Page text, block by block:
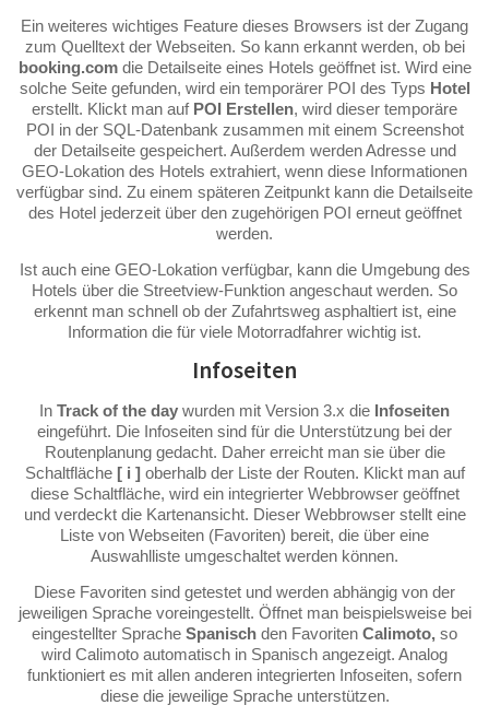
Ein weiteres wichtiges Feature dieses Browsers ist der Zugang
zum Quelltext der Webseiten. So kann erkannt werden, ob bei
booking.comdie Detailseite eines Hotels geöffnet ist. Wird eine
solche Seite gefunden, wird ein temporärer POI des Typs Hotel
erstellt. Klickt man auf POI Erstellen, wird dieser temporäre
POI in der SQL-Datenbank zusammen mit einem Screenshot
der Detailseite gespeichert. Außerdem werden Adresse und
GEO-Lokation des Hotels extrahiert, wenn diese Informationen
verfügbar sind. Zu einem späteren Zeitpunkt kann die Detailseite
des Hotel jederzeit über den zugehörigen POI erneut geöffnet
werden.
Ist auch eine GEO-Lokation verfügbar, kann die Umgebung des
Hotels über die Streetview-Funktion angeschaut werden. So
erkennt man schnell ob der Zufahrtsweg asphaltiert ist, eine
Information die für viele Motorradfahrer wichtig ist.
Infoseiten
In Track of the day wurden mit Version 3.x die Infoseiten
eingeführt. Die Infoseiten sind für die Unterstützung bei der
Routenplanung gedacht. Daher erreicht man sie über die
Schaltfläche [ i ]oberhalb der Liste der Routen. Klickt man auf
diese Schaltfläche, wird ein integrierter Webbrowser geöffnet
und verdeckt die Kartenansicht. Dieser Webbrowser stellt eine
Liste von Webseiten (Favoriten) bereit, die über eine
Auswahlliste umgeschaltet werden können.
Diese Favoriten sind getestet und werden abhängig von der
jeweiligen Sprache voreingestellt. Öffnet man beispielsweise bei
eingestellter Sprache Spanisch den Favoriten Calimoto, so
wird Calimoto automatisch in Spanisch angezeigt. Analog
funktioniert es mit allen anderen integrierten Infoseiten, sofern
diese die jeweilige Sprache unterstützen.